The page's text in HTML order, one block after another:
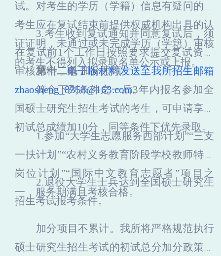
试。对考生的学历（学籍）信息有疑问的，
考生应在复试结束前提供权威机构出具的认
证证明，未通过或未完成学历（学籍）审核
的考生不得列入拟录取名单公示或上报。
3.考生收到复试通知并同意复试后，须
在复试前1个工作日按照要求提交复试资格
审核材料，电子版材料发送至我所招生邮箱
zhaosheng_8358@163.com。
第十二条加分照顾
符合下列条件之一后3年内报名参加全
国硕士研究生招生考试的考生，可申请享受
初试总成绩加10分，同等条件下优先录取。
1.参加“大学生志愿服务西部计划”“三支
一扶计划”“农村义务教育阶段学校教师特设
岗位计划”“国际中文教育志愿者”项目之
一，服务期满且考核合格。
2.退役大学生士兵达到全国硕士研究生
招生考试报考条件。
加分项目不累计。我所将严格规范执行
硕士研究生招生考试的初试总分加分政策，